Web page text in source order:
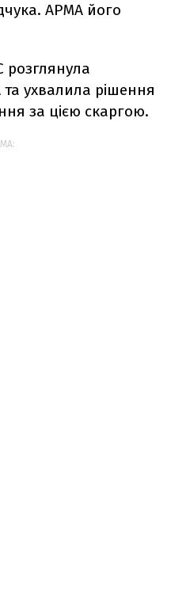
АРМА його
розглянула
ухвалила рішення
за цією скаргою.